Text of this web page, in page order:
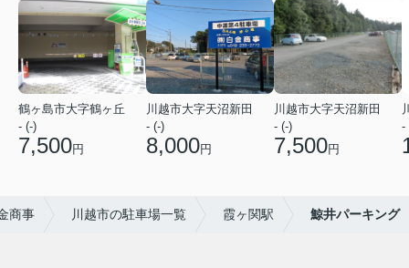
鶴ヶ島市大字鶴ヶ丘
- (-)
7,500円
川越市大字天沼新田
- (-)
8,000円
川越市大字天沼新田
- (-)
7,500円
-
商事 川越市の駐車場一覧 霞ヶ関駅 鯨井パーキング